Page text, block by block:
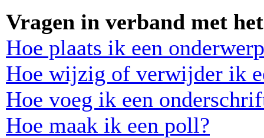
Vragen in verband met
Hoe plaats ik een
Hoe wijzig of verwijder ik
Hoe voeg ik een
Hoe maak ik een poll?